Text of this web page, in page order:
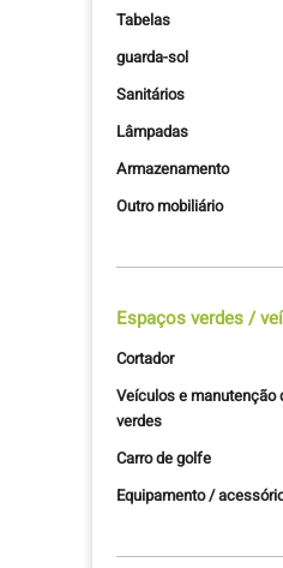
Tabelas
guarda-sol
Sanitários
Lâmpadas
Armazenamento
Outro mobiliário
Espaços verdes /
Cortador
Veículos e manutenção
verdes
Carro de golfe
Equipamento /